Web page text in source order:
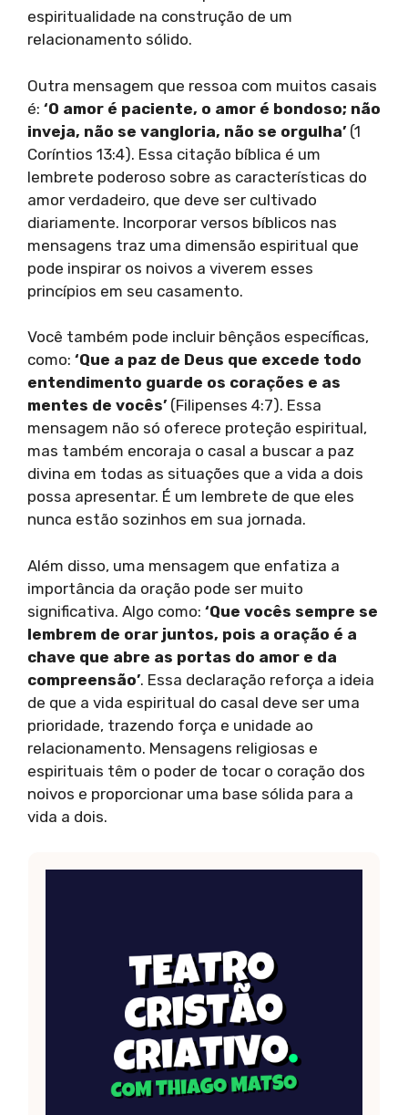
espiritualidade na construção de um
relacionamento sólido.
Outra mensagem que ressoa com muitos casais
é: ‘O amor é paciente, o amor é bondoso; não
inveja, não se vangloria, não se orgulha’ (1
Coríntios 13:4). Essa citação bíblica é um
lembrete poderoso sobre as características do
amor verdadeiro, que deve ser cultivado
diariamente. Incorporar versos bíblicos nas
mensagens traz uma dimensão espiritual que
pode inspirar os noivos a viverem esses
princípios em seu casamento.
Você também pode incluir bênçãos específicas,
como: ‘Que a paz de Deus que excede todo
entendimento guarde os corações e as
mentes de vocês’ (Filipenses 4:7). Essa
mensagem não só oferece proteção espiritual,
mas também encoraja o casal a buscar a paz
divina em todas as situações que a vida a dois
possa apresentar. É um lembrete de que eles
nunca estão sozinhos em sua jornada.
Além disso, uma mensagem que enfatiza a
importância da oração pode ser muito
significativa. Algo como: ‘Que vocês sempre se
lembrem de orar juntos, pois a oração é a
chave que abre as portas do amor e da
compreensão’. Essa declaração reforça a ideia
de que a vida espiritual do casal deve ser uma
prioridade, trazendo força e unidade ao
relacionamento. Mensagens religiosas e
espirituais têm o poder de tocar o coração dos
noivos e proporcionar uma base sólida para a
vida a dois.